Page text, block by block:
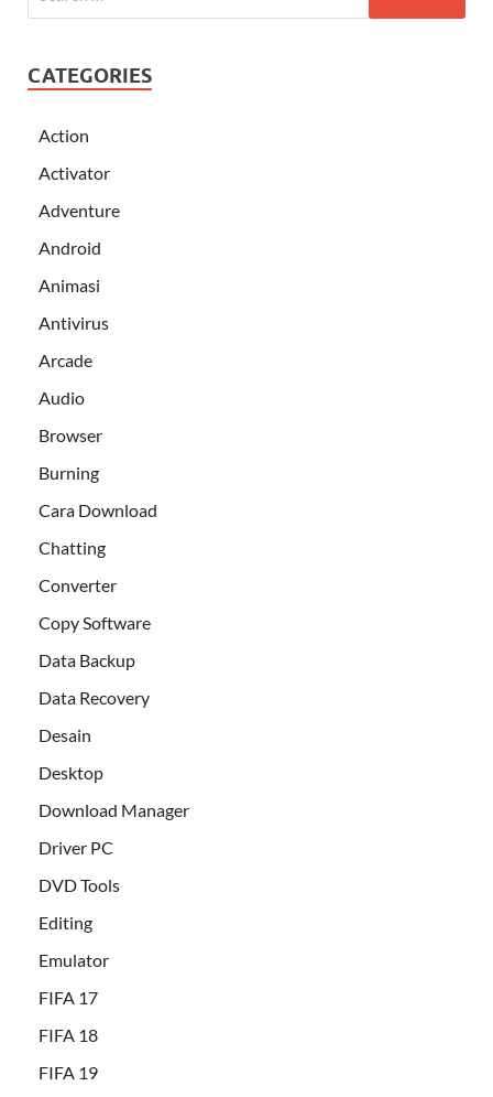
CATEGORIES
Action
Activator
Adventure
Android
Animasi
Antivirus
Arcade
Audio
Browser
Burning
Cara Download
Chatting
Converter
Copy Software
Data Backup
Data Recovery
Desain
Desktop
Download Manager
Driver PC
DVD Tools
Editing
Emulator
FIFA 17
FIFA 18
FIFA 19